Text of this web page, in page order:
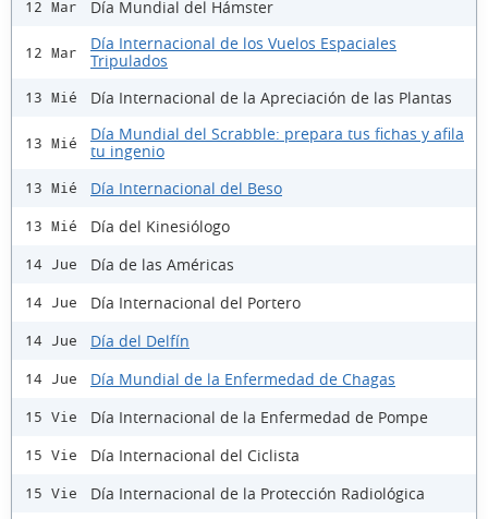
12 Mar Día Mundial del Hámster
12 Mar
Día Internacional de los Vuelos Espaciales
Tripulados
13 Mié Día Internacional de la Apreciación de las Plantas
13 Mié
Día Mundial del Scrabble: prepara tus fichas y afila
tu ingenio
13 Mié Día Internacional del Beso
13 Mié Día del Kinesiólogo
14 Jue Día de las Américas
14 Jue Día Internacional del Portero
14 Jue Día del Delfín
14 Jue Día Mundial de la Enfermedad de Chagas
15 Vie Día Internacional de la Enfermedad de Pompe
15 Vie Día Internacional del Ciclista
15 Vie Día Internacional de la Protección Radiológica